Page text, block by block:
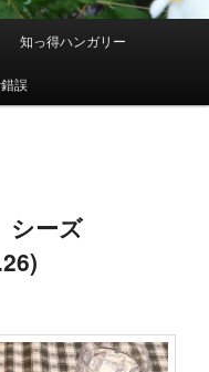
知っ得ハンガリー
誤
ーズ